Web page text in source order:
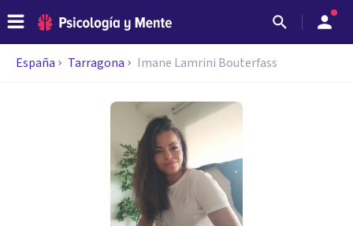
España Tarragona Imane Lamrini Bouterfass